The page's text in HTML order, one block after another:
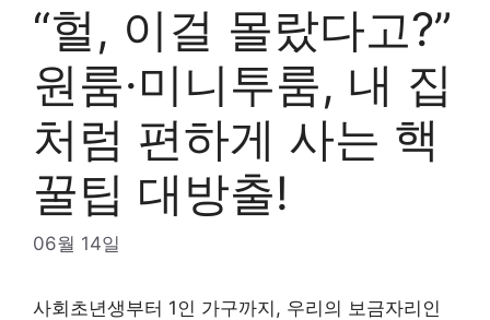
“헐, 이걸 몰랐다고?”
원룸·미니투룸, 내 집
처럼 편하게 사는 핵
꿀팁 대방출!
06월 14일
사회초년생부터 1인 가구까지, 우리의 보금자리인